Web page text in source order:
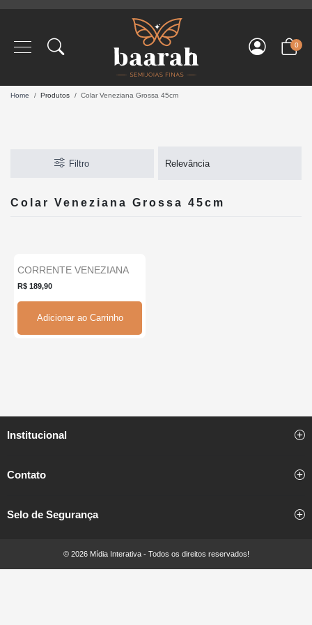
0
Home Produtos Colar Veneziana Grossa 45cm
Filtro
Colar Veneziana Grossa 45cm
CORRENTE VENEZIANA
Grossa (Ven15) 45CM...
R$ 189,90
Adicionar ao Carrinho
Institucional
Contato
Selo de Segurança
© 2026 Mídia Interativa - Todos os direitos reservados!